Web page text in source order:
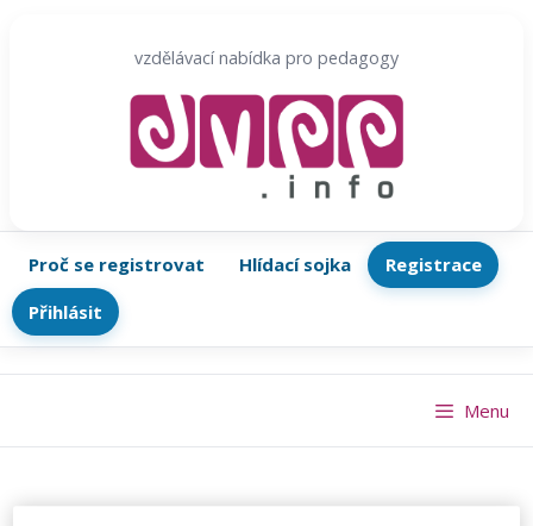
vzdělávací nabídka pro pedagogy
Proč se registrovat Hlídací sojka
Registrace
Přihlásit
Menu